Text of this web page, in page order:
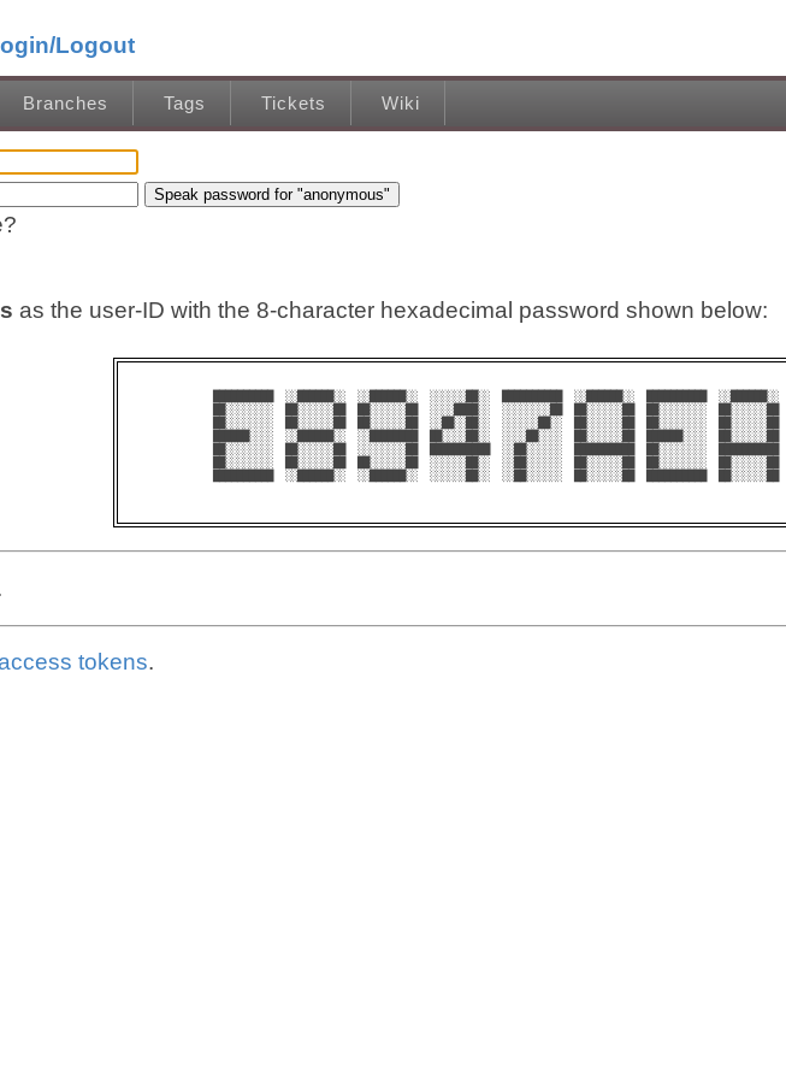
Logout
Branches Tags Tickets Wiki
as the user-ID with the 8-character hexadecimal password shown below:
██████████  ░░██████░░  ░░██████░░  ░░░░░░██░░  ██████████  ░░██████░░  ██████████  ░░██████░░
██░░░░░░░░  ██░░░░░░██  ██░░░░░░██  ░░░░████░░  ░░░░░░░░██  ██░░░░░░██  ██░░░░░░░░  ██░░░░░░██
██░░░░░░░░  ██░░░░░░██  ██░░░░░░██  ░░██░░██░░  ░░░░░░██░░  ██░░░░░░██  ██░░░░░░░░  ██░░░░░░██
██████░░░░  ░░██████░░  ░░████████  ██░░░░██░░  ░░░░██░░░░  ██░░░░░░██  ██████░░░░  ██░░░░░░██
██░░░░░░░░  ██░░░░░░██  ░░░░░░░░██  ██████████  ░░██░░░░░░  ██████████  ██░░░░░░░░  ██████████
██░░░░░░░░  ██░░░░░░██  ██░░░░░░██  ░░░░░░██░░  ░░██░░░░░░  ██░░░░░░██  ██░░░░░░░░  ██░░░░░░██
██████████  ░░██████░░  ░░██████░░  ░░░░░░██░░  ░░██░░░░░░  ██░░░░░░██  ██████████  ██░░░░░░██
tokens.